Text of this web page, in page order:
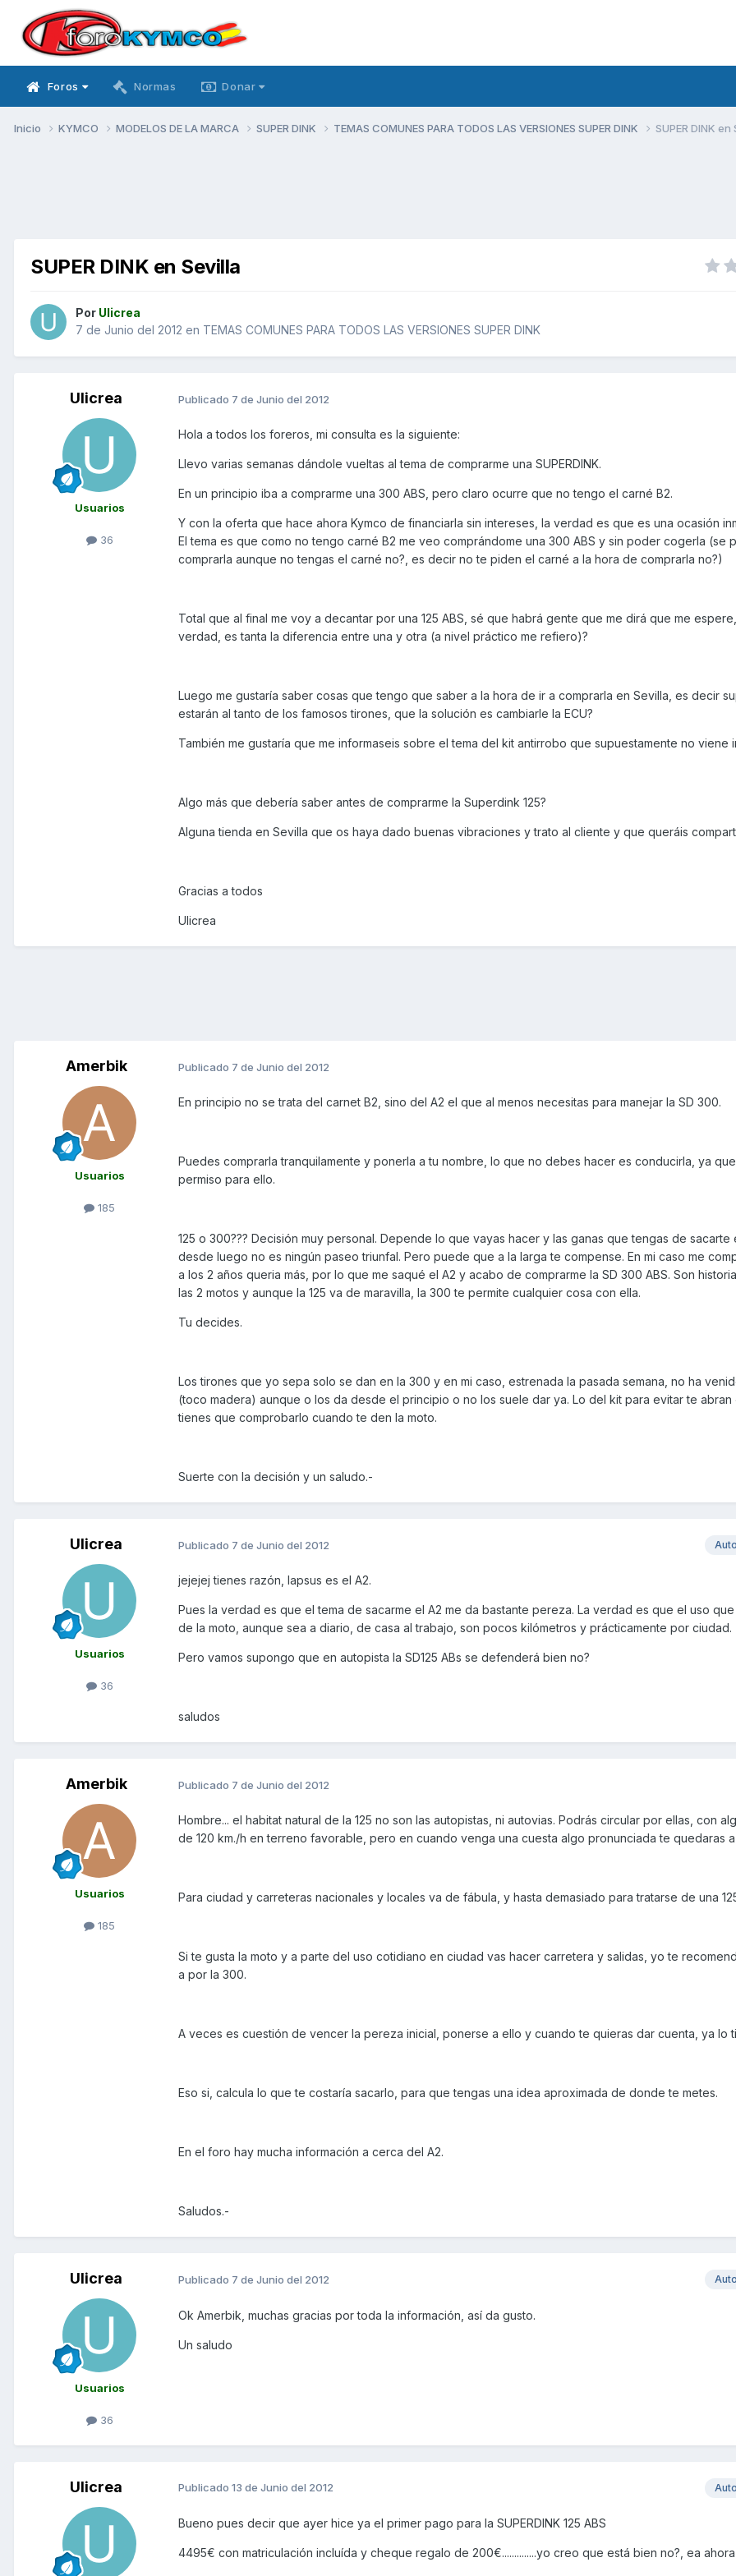
Foros Normas Donar
Inicio KYMCO MODELOS DE LA MARCA SUPER DINK TEMAS COMUNES PARA TODOS LAS VERSIONES SUPER DINK SUPER DINK en
SUPER DINK en Sevilla
Por Ulicrea
7 de Junio del 2012 en TEMAS COMUNES PARA TODOS LAS VERSIONES SUPER DINK
Ulicrea
Usuarios
36
Publicado 7 de Junio del 2012
Hola a todos los foreros, mi consulta es la siguiente:
Llevo varias semanas dándole vueltas al tema de comprarme una SUPERDINK.
En un principio iba a comprarme una 300 ABS, pero claro ocurre que no tengo el carné B2.
Y con la oferta que hace ahora Kymco de financiarla sin intereses, la verdad es que es una ocasión
El tema es que como no tengo carné B2 me veo comprándome una 300 ABS y sin poder cogerla (se
comprarla aunque no tengas el carné no?, es decir no te piden el carné a la hora de comprarla no?)
Total que al final me voy a decantar por una 125 ABS, sé que habrá gente que me dirá que me
verdad, es tanta la diferencia entre una y otra (a nivel práctico me refiero)?
Luego me gustaría saber cosas que tengo que saber a la hora de ir a comprarla en Sevilla, es decir
estarán al tanto de los famosos tirones, que la solución es cambiarle la ECU?
También me gustaría que me informaseis sobre el tema del kit antirrobo que supuestamente no viene
Algo más que debería saber antes de comprarme la Superdink 125?
Alguna tienda en Sevilla que os haya dado buenas vibraciones y trato al cliente y que queráis
Gracias a todos
Ulicrea
Amerbik
Usuarios
185
Publicado 7 de Junio del 2012
En principio no se trata del carnet B2, sino del A2 el que al menos necesitas para manejar la SD 300.
Puedes comprarla tranquilamente y ponerla a tu nombre, lo que no debes hacer es conducirla, ya
permiso para ello.
125 o 300??? Decisión muy personal. Depende lo que vayas hacer y las ganas que tengas de sacarte
desde luego no es ningún paseo triunfal. Pero puede que a la larga te compense. En mi caso me
a los 2 años queria más, por lo que me saqué el A2 y acabo de comprarme la SD 300 ABS. Son
las 2 motos y aunque la 125 va de maravilla, la 300 te permite cualquier cosa con ella.
Tu decides.
Los tirones que yo sepa solo se dan en la 300 y en mi caso, estrenada la pasada semana, no ha
(toco madera) aunque o los da desde el principio o no los suele dar ya. Lo del kit para evitar te abran
tienes que comprobarlo cuando te den la moto.
Suerte con la decisión y un saludo.-
Ulicrea
Usuarios
36
Publicado 7 de Junio del 2012
jejejej tienes razón, lapsus es el A2.
Pues la verdad es que el tema de sacarme el A2 me da bastante pereza. La verdad es que el uso
de la moto, aunque sea a diario, de casa al trabajo, son pocos kilómetros y prácticamente por ciudad.
Pero vamos supongo que en autopista la SD125 ABs se defenderá bien no?
saludos
Amerbik
Usuarios
185
Publicado 7 de Junio del 2012
Hombre... el habitat natural de la 125 no son las autopistas, ni autovias. Podrás circular por ellas, con
de 120 km./h en terreno favorable, pero en cuando venga una cuesta algo pronunciada te quedaras
Para ciudad y carreteras nacionales y locales va de fábula, y hasta demasiado para tratarse de una
Si te gusta la moto y a parte del uso cotidiano en ciudad vas hacer carretera y salidas, yo te
a por la 300.
A veces es cuestión de vencer la pereza inicial, ponerse a ello y cuando te quieras dar cuenta, ya lo
Eso si, calcula lo que te costaría sacarlo, para que tengas una idea aproximada de donde te metes.
En el foro hay mucha información a cerca del A2.
Saludos.-
Ulicrea
Usuarios
36
Publicado 7 de Junio del 2012
Ok Amerbik, muchas gracias por toda la información, así da gusto.
Un saludo
Ulicrea Publicado 13 de Junio del 2012
Bueno pues decir que ayer hice ya el primer pago para la SUPERDINK 125 ABS
4495€ con matriculación incluída y cheque regalo de 200€..............yo creo que está bien no?, ea